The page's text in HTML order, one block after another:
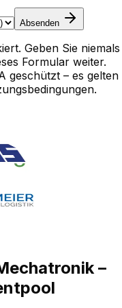
Absenden
Geben Sie niemals
Formular weiter.
geschützt – es gelten
–